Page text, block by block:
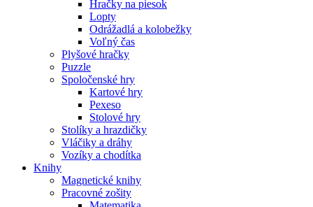
Hračky na piesok
Lopty
Odrážadlá a kolobežky
Voľný čas
Plyšové hračky
Puzzle
Spoločenské hry
Kartové hry
Pexeso
Stolové hry
Stolíky a hrazdičky
Vláčiky a dráhy
Vozíky a chodítka
Knihy
Magnetické knihy
Pracovné zošity